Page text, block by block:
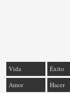
Vida Éxito
Amor
Hacer